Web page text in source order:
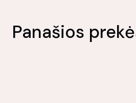
Panašios